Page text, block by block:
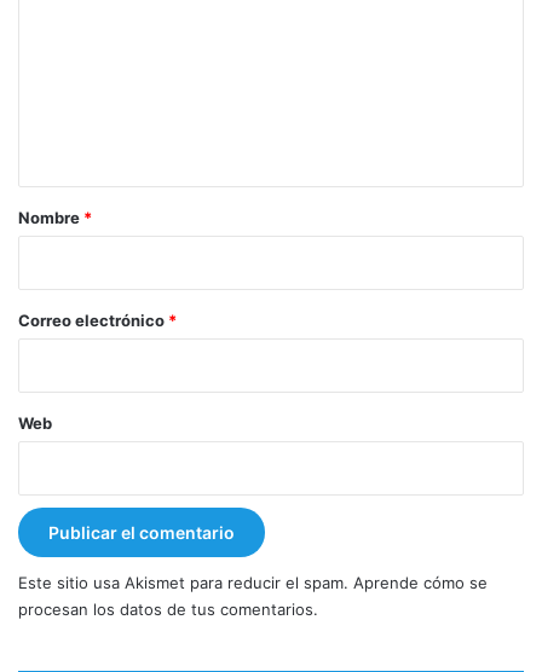
r
*
Nombre *
Correo electrónico *
Web
Este sitio usa Akismet para reducir el spam. Aprende cómo se
procesan los datos de tus comentarios.